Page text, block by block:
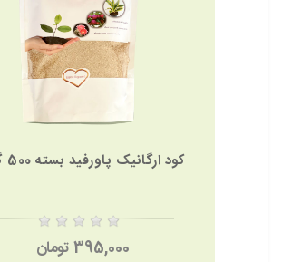
کود ارگانیک پاورفید بسته 500 گرمی
395,000 تومان